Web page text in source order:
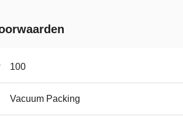
100
Vacuum Packing